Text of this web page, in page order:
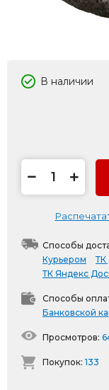
В наличии
Способы
Курьером
ТК
ТК Яндекс
Способы
Банковской
Просмотров:
Покупок: 133